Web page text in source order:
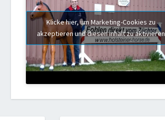
Klicke hier, um Marketing-Cookies zu
akzeptieren und diesen Inhalt zu aktivieren